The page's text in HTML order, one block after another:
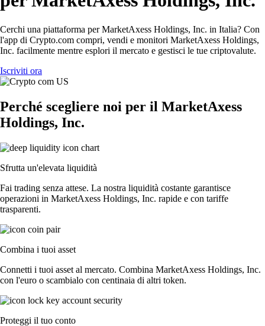
Cerchi una piattaforma per MarketAxess Holdings, Inc. in Italia? Con
l'app di Crypto.com compri, vendi e monitori MarketAxess Holdings,
Inc. facilmente mentre esplori il mercato e gestisci le tue criptovalute.
Iscriviti ora
Perché scegliere noi per il MarketAxess
Holdings, Inc.
Sfrutta un'elevata liquidità
Fai trading senza attese. La nostra liquidità costante garantisce
operazioni in MarketAxess Holdings, Inc. rapide e con tariffe
trasparenti.
Combina i tuoi asset
Connetti i tuoi asset al mercato. Combina MarketAxess Holdings, Inc.
con l'euro o scambialo con centinaia di altri token.
Proteggi il tuo conto